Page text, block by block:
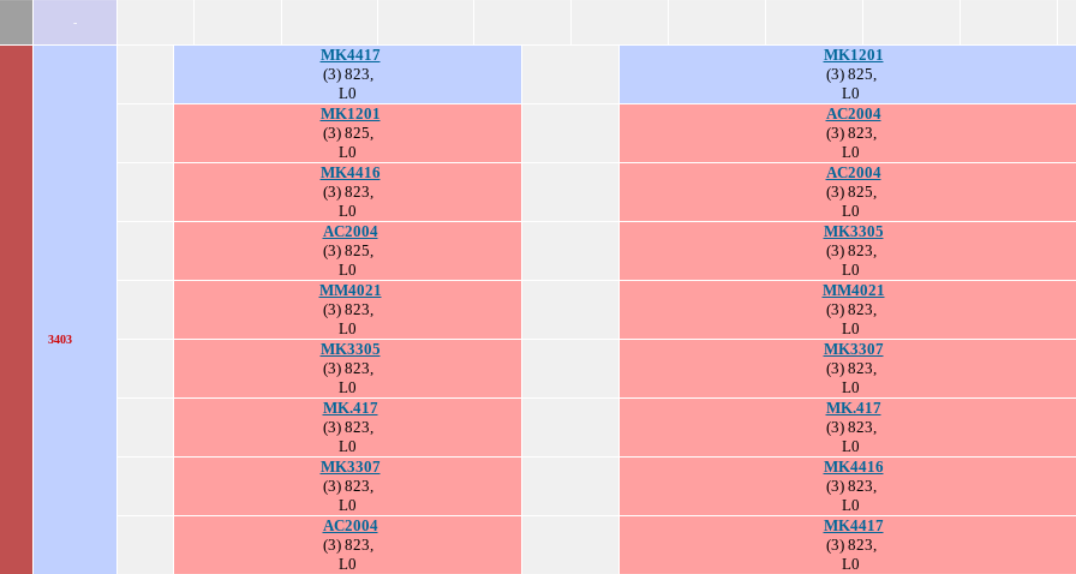
-
3403
MK4417
(3) 823,
L0
MK1201
(3) 825,
L0
MK1201
(3) 825,
L0
AC2004
(3) 823,
L0
MK4416
(3) 823,
L0
AC2004
(3) 825,
L0
AC2004
(3) 825,
L0
MK3305
(3) 823,
L0
MM4021
(3) 823,
L0
MM4021
(3) 823,
L0
MK3305
(3) 823,
L0
MK3307
(3) 823,
L0
MK.417
(3) 823,
L0
MK.417
(3) 823,
L0
MK3307
(3) 823,
L0
MK4416
(3) 823,
L0
AC2004
(3) 823,
L0
MK4417
(3) 823,
L0